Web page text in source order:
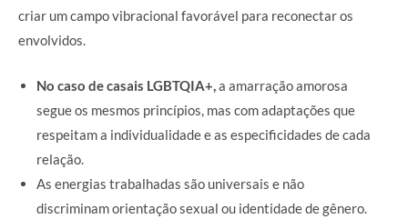
criar um campo vibracional favorável para reconectar os
envolvidos.
No caso de casais LGBTQIA+, a amarração amorosa
segue os mesmos princípios, mas com adaptações que
respeitam a individualidade e as especificidades de cada
relação.
As energias trabalhadas são universais e não
discriminam orientação sexual ou identidade de gênero.